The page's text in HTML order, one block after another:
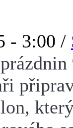
- 3:00 /